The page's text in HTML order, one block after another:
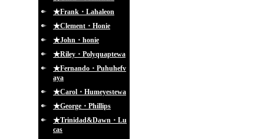
★Frank・Lahaleon
★Clement・Honie
★John・honie
★Riley・Polyquaptewa
★Fernando・Puhuhefv
aya
★Carol・Humeyestewa
★George・Phillips
★Trinidad&Dawn・Lu
cas